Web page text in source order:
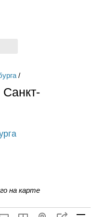
/
на карте